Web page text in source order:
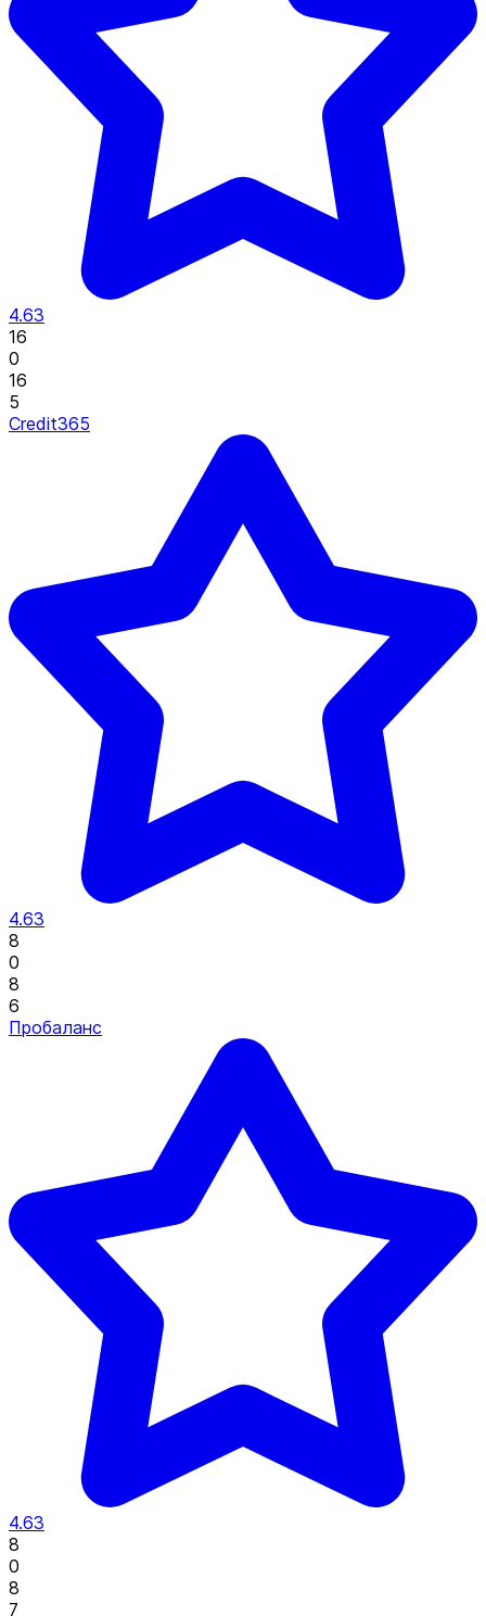
4.63
16
0
16
5
Credit365
4.63
8
0
8
6
Пробаланс
4.63
8
0
8
7